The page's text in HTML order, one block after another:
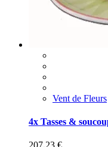
Vent de Fleurs
4x Tasses &